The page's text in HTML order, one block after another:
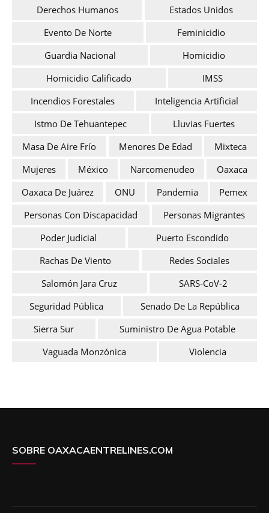
Derechos Humanos
Estados Unidos
Evento De Norte
Feminicidio
Guardia Nacional
Homicidio
Homicidio Calificado
IMSS
Incendios Forestales
Inteligencia Artificial
Istmo De Tehuantepec
Lluvias Fuertes
Masa De Aire Frío
Menores De Edad
Mixteca
Mujeres
México Narcomenudeo
Oaxaca
Oaxaca De Juárez
ONU Pandemia
Pemex
Personas Con Discapacidad
Personas Migrantes
Poder Judicial
Puerto Escondido
Rachas De Viento
Redes Sociales
Salomón Jara Cruz
SARS-CoV-2
Seguridad Pública
Senado De La República
Sierra Sur
Suministro De Agua Potable
Vaguada Monzónica
Violencia
SOBRE OAXACAENTRELINES.COM